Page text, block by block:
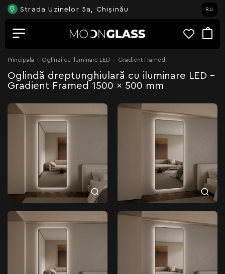
Strada Uzinelor 5a, Chișinău RU
Principala Oglinzi cu iluminare LED Gradient Framed
Oglindă dreptunghiulară cu iluminare LED -
Gradient Framed 1500 x 500 mm